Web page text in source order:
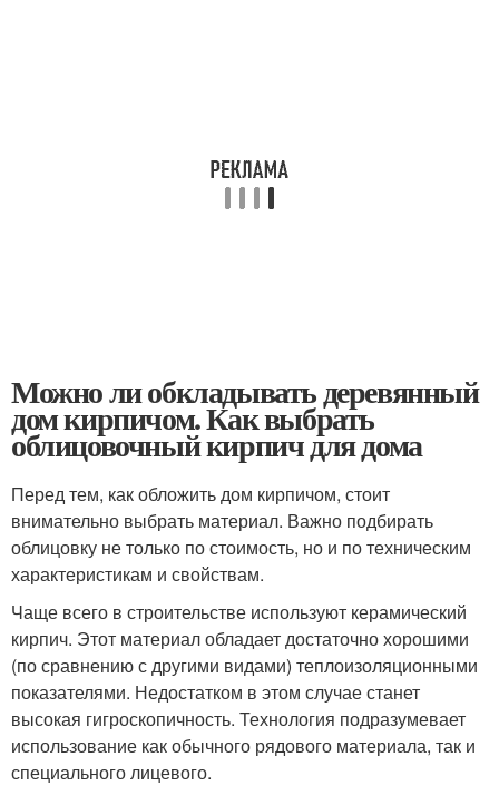
Можно ли обкладывать деревянный
дом кирпичом. Как выбрать
облицовочный кирпич для дома
Перед тем, как обложить дом кирпичом, стоит
внимательно выбрать материал. Важно подбирать
облицовку не только по стоимость, но и по техническим
характеристикам и свойствам.
Чаще всего в строительстве используют керамический
кирпич. Этот материал обладает достаточно хорошими
(по сравнению с другими видами) теплоизоляционными
показателями. Недостатком в этом случае станет
высокая гигроскопичность. Технология подразумевает
использование как обычного рядового материала, так и
специального лицевого.